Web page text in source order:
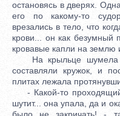
остановясь в дверях.
его по какому-то
врезались в тело, что
крови... он как безумный
кровавые капли на землю
На крыльце шумела
составляли кружок, и
плитах лежала
- Какой-то
шутит... она упала, да и
было не закричать! -